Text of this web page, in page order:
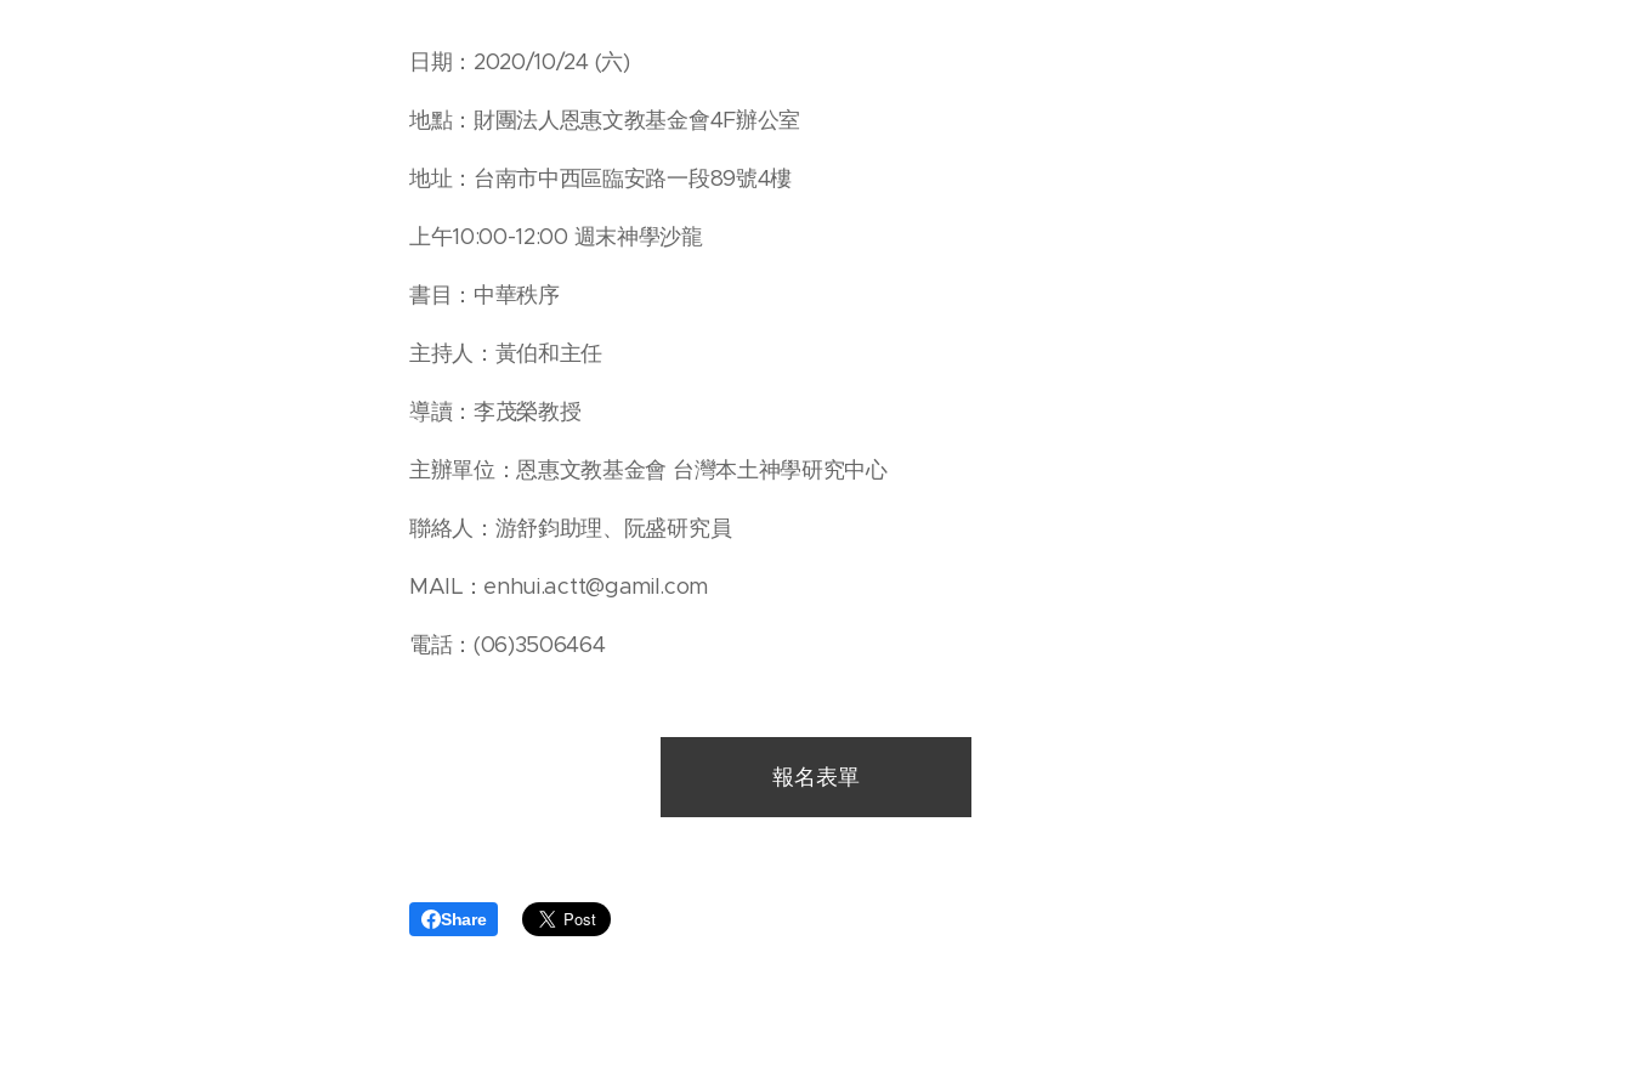
日期：2020/10/24 (六)
地點：財團法人恩惠文教基金會4F辦公室
地址：台南市中西區臨安路一段89號4樓
上午10:00-12:00 週末神學沙龍
書目：中華秩序
主持人：黃伯和主任
導讀：李茂榮教授
主辦單位：恩惠文教基金會 台灣本土神學研究中心
聯絡人：游舒鈞助理、阮盛研究員
MAIL：enhui.actt@gamil.com
電話：(06)3506464
報名表單
Share